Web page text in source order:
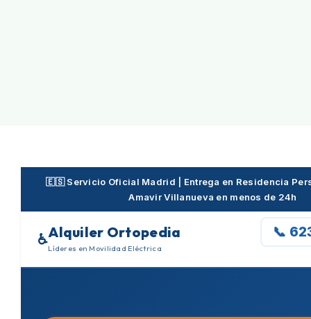
🇪🇸 Servicio Oficial Madrid | Entrega en Residencia
Amavir Villanueva en menos de 24h
♿Alquiler Ortopedia
Líderes en Movilidad Eléctrica
📞